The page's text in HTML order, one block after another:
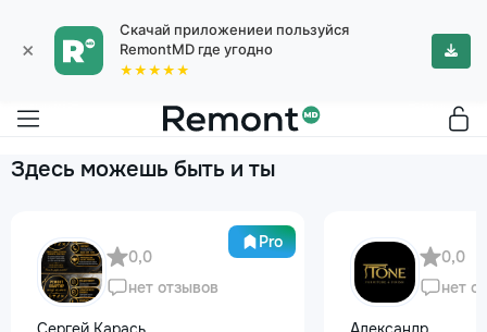
×
Скачай приложениеи пользуйся
RemontMD где угодно
★★★★★
Здесь можешь быть и ты
Pro
0,0
нет отзывов
0,0
нет